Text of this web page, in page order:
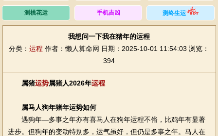
测桃花运 手机吉凶 测终生运
我想问一下我在猪年的运程
分类： 运程 作者：懒人算命网 日期：2025-10-01 11:54:03 浏览：
394
属猪运势属猪人2026年运程
属马人狗年猪年运势如何
遇狗年—多事之年亦有喜马人在狗年运程不俗，比鸡年有显著
进步。但狗年的变动特别多，运气虽好，但仍是多事之年。马人在